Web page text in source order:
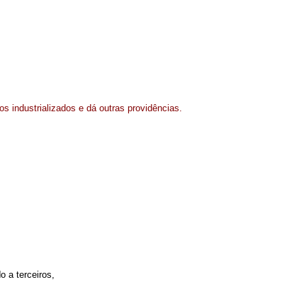
industrializados e dá outras providências.
a terceiros,